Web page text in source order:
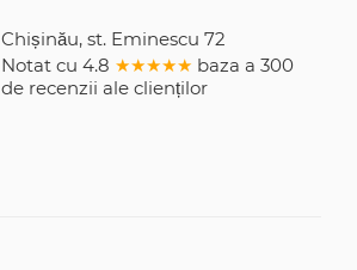
Chișinău, st. Eminescu 72
Notat cu 4.8 ★★★★★ baza a 300
de recenzii ale clienților